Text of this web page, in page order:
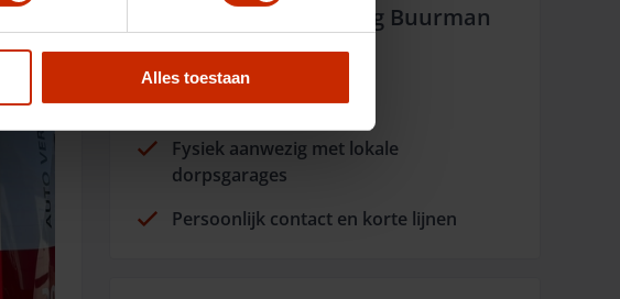
Alles toestaan
Waarom Auto Versteeg Buurman
Opgericht in 1966
Fysiek aanwezig met lokale
dorpsgarages
Persoonlijk contact en korte lijnen